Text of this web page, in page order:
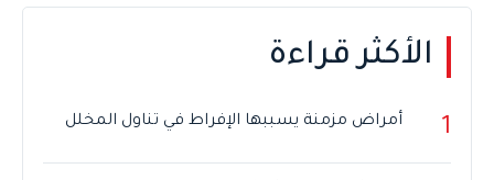
الأكثر قراءة
1 أمراض مزمنة يسببها الإفراط في تناول المخلل